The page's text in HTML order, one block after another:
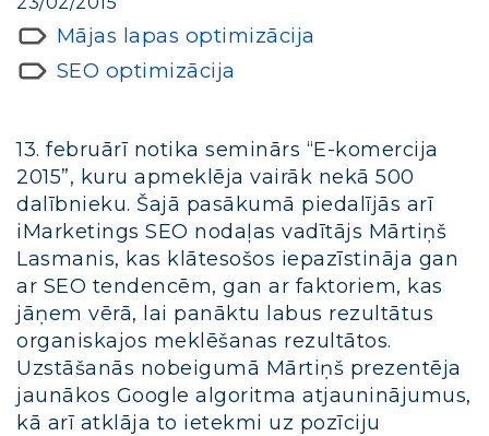
Mājas lapas optimizācija
SEO optimizācija
13. februārī notika seminārs “E-komercija
2015”, kuru apmeklēja vairāk nekā 500
dalībnieku. Šajā pasākumā piedalījās arī
iMarketings SEO nodaļas vadītājs Mārtiņš
Lasmanis, kas klātesošos iepazīstināja gan
ar SEO tendencēm, gan ar faktoriem, kas
jāņem vērā, lai panāktu labus rezultātus
organiskajos meklēšanas rezultātos.
Uzstāšanās nobeigumā Mārtiņš prezentēja
jaunākos Google algoritma atjauninājumus,
kā arī atklāja to ietekmi uz pozīciju